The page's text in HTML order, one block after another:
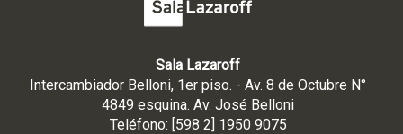
Sala Lazaroff
Intercambiador Belloni, 1er piso. - Av. 8 de Octubre N°
4849 esquina. Av. José Belloni
Teléfono: [598 2] 1950 9075